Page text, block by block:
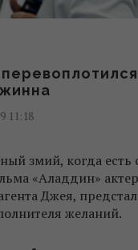
11:18
змий, когда есть
«Аладдин»
Джея,
желаний.